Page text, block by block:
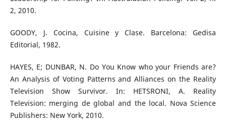
2, 2010.
GOODY, J. Cocina, Cuisine y Clase. Barcelona: Gedisa
Editorial, 1982.
HAYES, E; DUNBAR, N. Do You Know who your Friends are?
An Analysis of Voting Patterns and Alliances on the Reality
Television Show Survivor. In: HETSRONI, A. Reality
Television: merging de global and the local. Nova Science
Publishers: New York, 2010.